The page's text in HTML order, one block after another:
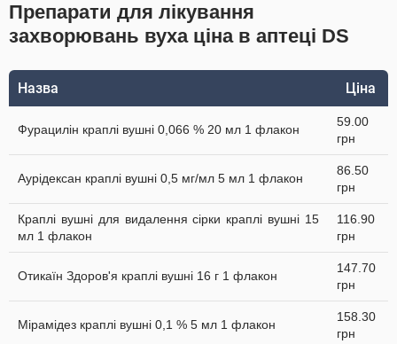
Препарати для лікування
захворювань вуха ціна в аптеці DS
Назва Ціна
Фурацилін краплі вушні 0,066 % 20 мл 1 флакон
59.00
грн
Аурiдексан краплі вушні 0,5 мг/мл 5 мл 1 флакон
86.50
грн
Краплі вушні для видалення сірки краплі вушні 15
мл 1 флакон
116.90
грн
Отикаїн Здоров'я краплі вушні 16 г 1 флакон
147.70
грн
Мірамідез краплі вушні 0,1 % 5 мл 1 флакон
158.30
грн